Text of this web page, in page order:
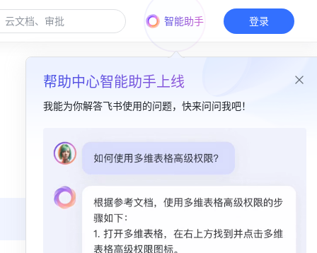
智能助手
帮助中心智能助手上线
我能为你解答飞书使用的问题，快来问问我吧！
登录
二、操作流程​
1. 选择分享场景​